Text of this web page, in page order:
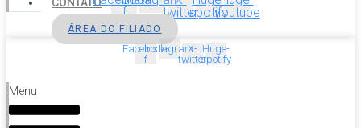
f
twitterspotifyyoutube
ÁREA DO FILIADO
Facebook-
f
InstagramX-
twitter
Huge-
spotify
Menu